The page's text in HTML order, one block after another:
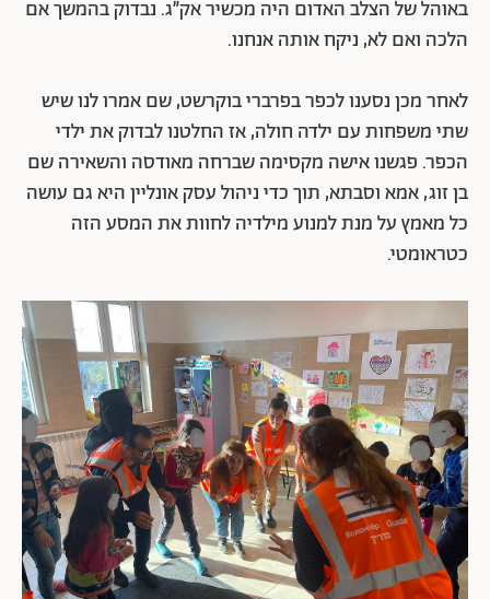
באוהל של הצלב האדום היה מכשיר אק״ג. נבדוק בהמשך אם
הלכה ואם לא, ניקח אותה אנחנו.
לאחר מכן נסענו לכפר בפרברי בוקרשט, שם אמרו לנו שיש
שתי משפחות עם ילדה חולה, אז החלטנו לבדוק את ילדי
הכפר. פגשנו אישה מקסימה שברחה מאודסה והשאירה שם
בן זוג, אמא וסבתא, תוך כדי ניהול עסק אונליין היא גם עושה
כל מאמץ על מנת למנוע מילדיה לחוות את המסע הזה
כטראומטי.